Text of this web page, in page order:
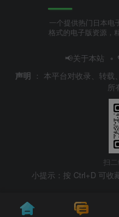
一个提供热门日本电
格式的电子版资源，
📢关于本站
声明 ： 本平台对收录、转载
所
扫
小提示：按 Ctrl+D 可收